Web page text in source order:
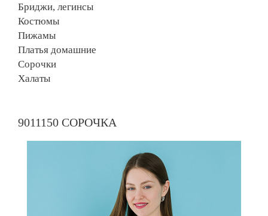
Бриджи, легинсы
Костюмы
Пижамы
Платья домашние
Сорочки
Халаты
9011150 СОРОЧКА